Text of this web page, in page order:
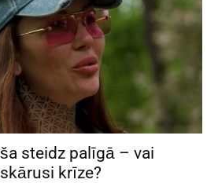
steidz palīgā – vai
krīze?